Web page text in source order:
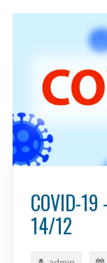
COVID-19
14/12